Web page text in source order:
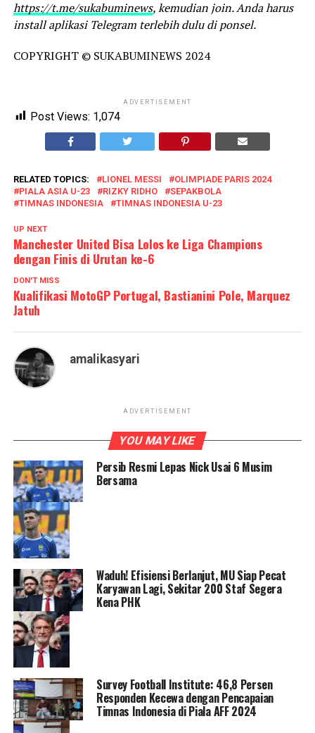
https://t.me/sukabuminews, kemudian join. Anda harus
install aplikasi Telegram terlebih dulu di ponsel.
COPYRIGHT © SUKABUMINEWS 2024
ADVERTISEMENT
Post Views: 1,074
RELATED TOPICS: LIONEL MESSI
OLIMPIADE PARIS 2024
PIALA ASIA U-23
RIZKY RIDHO
SEPAKBOLA
TIMNAS INDONESIA
TIMNAS INDONESIA U-23
UP NEXT
Manchester United Bisa Lolos ke Liga Champions
dengan Finis di Urutan ke-6
DON'T MISS
Kualifikasi MotoGP Portugal, Bastianini Pole, Marquez
Jatuh
amalikasyari
ADVERTISEMENT
YOU MAY LIKE
Persib Resmi Lepas Nick Usai 6 Musim
Bersama
Waduh! Efisiensi Berlanjut, MU Siap Pecat
Karyawan Lagi, Sekitar 200 Staf Segera
Kena PHK
Survey Football Institute: 46,8 Persen
Responden Kecewa dengan Pencapaian
Timnas Indonesia di Piala AFF 2024